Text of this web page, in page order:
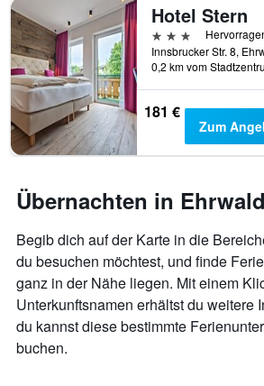
Achse,
die
die
Wochentage
anzeigt.
Das
Diagramm
hat
Achse,
die
den
durchschnittlichen
Zimmerpreis
anzeigt.
Hotel Stern
3 Sterne
0,2 km vom
181 €
Zum
Übernachten in Ehrwald
Begib dich auf der Karte in die
du besuchen möchtest, und finde
ganz in der Nähe liegen. Mit einem
Unterkunftsnamen erhältst du weitere
du kannst diese bestimmte
buchen.